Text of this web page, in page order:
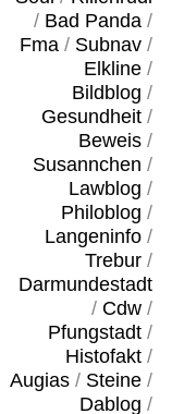
/ Bad Panda/
Fma/ Subnav/
Elkline/
Bildblog /
Gesundheit/
Beweis/
Susannchen /
Lawblog /
Philoblog /
Langeninfo/
Trebur/
Darmundestadt
/ Cdw/
Pfungstadt/
Histofakt/
Augias/ Steine/
Dablog /